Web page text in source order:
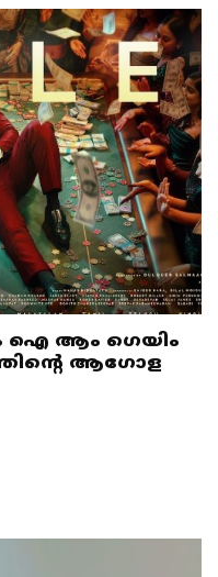
ഐ ആം ഗെയിം
ആഗോള